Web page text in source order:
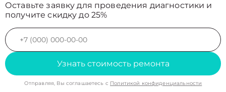
Оставьте заявку для проведения диагностики и
получите скидку до 25%
Узнать стоимость ремонта
Отправляя, Вы соглашаетесь с Политикой конфиденциальности